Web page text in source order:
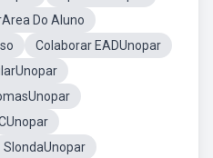
Do Aluno
Colaborar EADUnopar
SlondaUnopar